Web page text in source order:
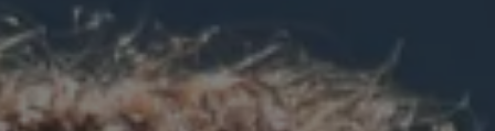
BIANCONERI
VIDEO